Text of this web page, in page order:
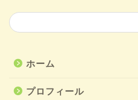
ホーム
プロフィール